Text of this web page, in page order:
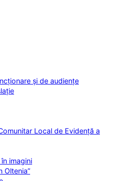
și de audiențe
Local de Evidență a
imagini
Oltenia”